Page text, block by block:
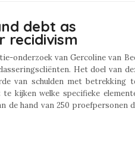
debt as
recidivism
onderzoek van Gercoline van
Het doel van
van schulden met betrekking
kijken welke specifieke
de hand van 250 proefpersonen